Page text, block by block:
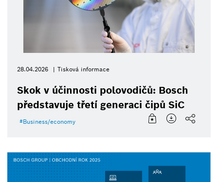
28.04.2026 Tisková informace
Skok v účinnosti polovodičů: Bosch
představuje třetí generaci čipů SiC
Business/economy